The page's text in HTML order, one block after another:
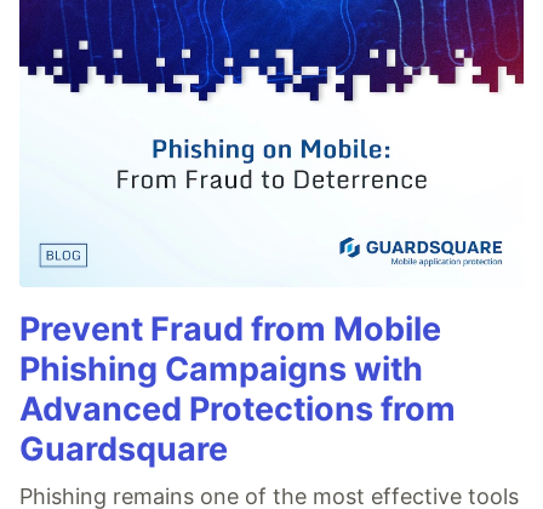
Prevent Fraud from Mobile
Phishing Campaigns with
Advanced Protections from
Guardsquare
Phishing remains one of the most effective tools